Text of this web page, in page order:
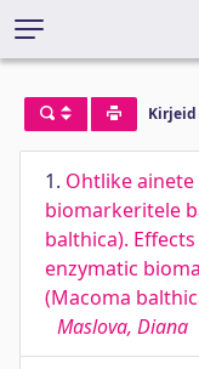
1. Ohtlike
biomarkeritele
balthica).
enzymatic
(Macoma
Maslova, Diana